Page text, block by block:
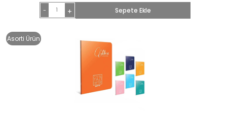
- + Sepete Ekle
Asorti Ürün